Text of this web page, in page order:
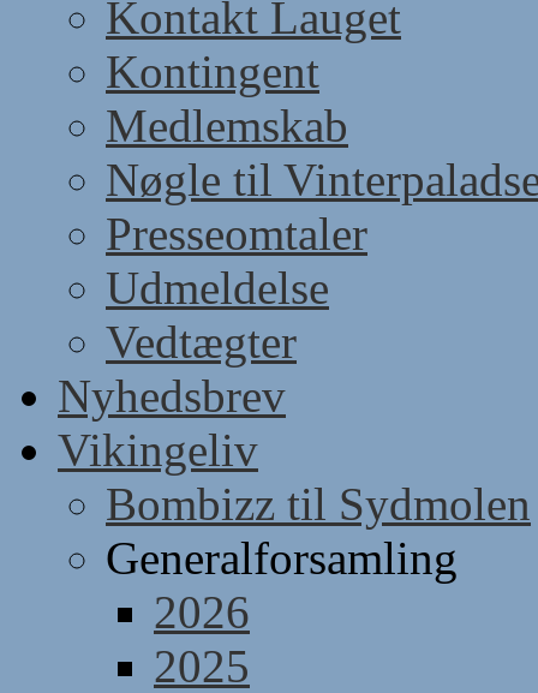
Kontakt Lauget
Kontingent
Medlemskab
Nøgle til
Presseomtaler
Udmeldelse
Vedtægter
Nyhedsbrev
Vikingeliv
Bombizz til Sydmolen
Generalforsamling
2026
2025